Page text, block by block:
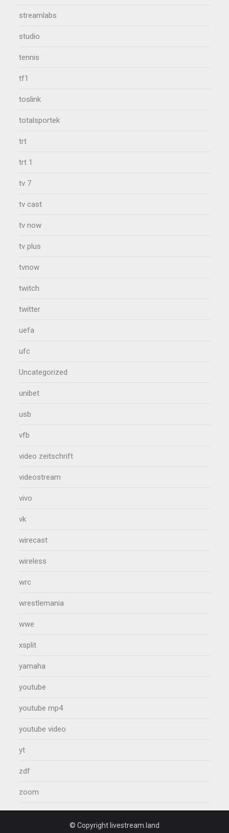
streamlabs
studio
tennis
tf1
toslink
totalsportek
trt
trt 1
tv 7
tv cast
tv now
tv plus
tvnow
twitch
twitter
uefa
ufc
Uncategorized
unibet
usb
vfb
video zeitschrift
videostream
vivo
vk
wirecast
wireless
wrc
wrestlemania
wwe
xsplit
yamaha
youtube
youtube mp4
youtube video
yt
zdf
zoom
© Copyright livestream.land